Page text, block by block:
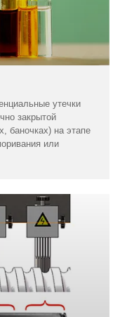
утечки
закрытой
баночках) на этапе
или